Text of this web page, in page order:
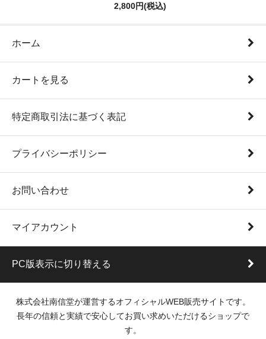
2,800円(税込)
ホーム
カートを見る
特定商取引法に基づく表記
プライバシーポリシー
お問い合わせ
マイアカウント
PC版表示に切り替える
株式会社南信堂が運営するオフィシャルWEB販売サイトです。
長年の信頼と実績で安心してお買い求めいただけるショップで
す。